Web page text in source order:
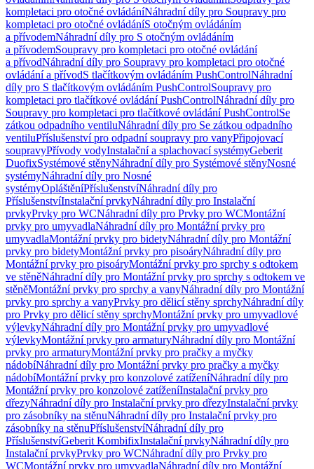
kompletaci pro otočné ovládáníNáhradní díly pro Soupravy pro
kompletaci pro otočné ovládáníS otočným ovládáním
a přívodemNáhradní díly pro S otočným ovládáním
a přívodemSoupravy pro kompletaci pro otočné ovládání
a přívodNáhradní díly pro Soupravy pro kompletaci pro otočné
ovládání a přívodS tlačítkovým ovládáním PushControlNáhradní
díly pro S tlačítkovým ovládáním PushControlSoupravy pro
kompletaci pro tlačítkové ovládání PushControlNáhradní díly pro
Soupravy pro kompletaci pro tlačítkové ovládání PushControlSe
zátkou odpadního ventiluNáhradní díly pro Se zátkou odpadního
ventiluPříslušenství pro odpadní soupravy pro vanyPřipojovací
soupravyPřívody vodyInstalační a splachovací systémyGeberit
DuofixSystémové stěnyNáhradní díly pro Systémové stěnyNosné
systémyNáhradní díly pro Nosné
systémyOpláštěníPříslušenstvíNáhradní díly pro
PříslušenstvíInstalační prvkyNáhradní díly pro Instalační
prvkyPrvky pro WCNáhradní díly pro Prvky pro WCMontážní
prvky pro umyvadlaNáhradní díly pro Montážní prvky pro
umyvadlaMontážní prvky pro bidetyNáhradní díly pro Montážní
prvky pro bidetyMontážní prvky pro pisoáryNáhradní díly pro
Montážní prvky pro pisoáryMontážní prvky pro sprchy s odtokem
ve stěněNáhradní díly pro Montážní prvky pro sprchy s odtokem ve
stěněMontážní prvky pro sprchy a vanyNáhradní díly pro Montážní
prvky pro sprchy a vanyPrvky pro dělicí stěny sprchyNáhradní díly
pro Prvky pro dělicí stěny sprchyMontážní prvky pro umyvadlové
výlevkyNáhradní díly pro Montážní prvky pro umyvadlové
výlevkyMontážní prvky pro armaturyNáhradní díly pro Montážní
prvky pro armaturyMontážní prvky pro pračky a myčky
nádobíNáhradní díly pro Montážní prvky pro pračky a myčky
nádobíMontážní prvky pro konzolové zatíženíNáhradní díly pro
Montážní prvky pro konzolové zatíženíInstalační prvky pro
dřezyNáhradní díly pro Instalační prvky pro dřezyInstalační prvky
pro zásobníky na stěnuNáhradní díly pro Instalační prvky pro
zásobníky na stěnuPříslušenstvíNáhradní díly pro
PříslušenstvíGeberit KombifixInstalační prvkyNáhradní díly pro
Instalační prvkyPrvky pro WCNáhradní díly pro Prvky pro
WCMontážní prvky pro umyvadlaNáhradní díly pro Montážní